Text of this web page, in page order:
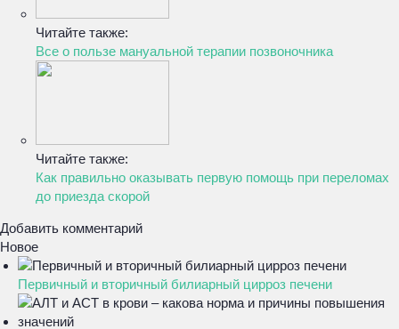
Читайте также:
Все о пользе мануальной терапии позвоночника
Читайте также:
Как правильно оказывать первую помощь при переломах
до приезда скорой
Добавить комментарий
Новое
Первичный и вторичный билиарный цирроз печени